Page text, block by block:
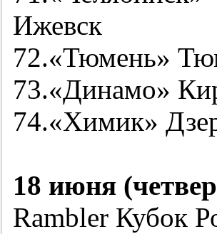
Ижевск
72.«Тюмень»
73.«Динамо»
74.«Химик»
18 июня
Rambler Кубок